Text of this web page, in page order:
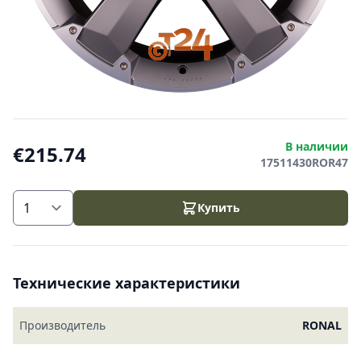
€215.74
В наличии
17511430ROR47
Купить
Технические характеристики
Производитель RONAL